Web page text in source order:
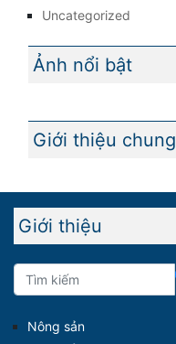
Uncategorized
Ảnh nổi bật
Giới thiệu chung
Giới thiệu
Nông sản